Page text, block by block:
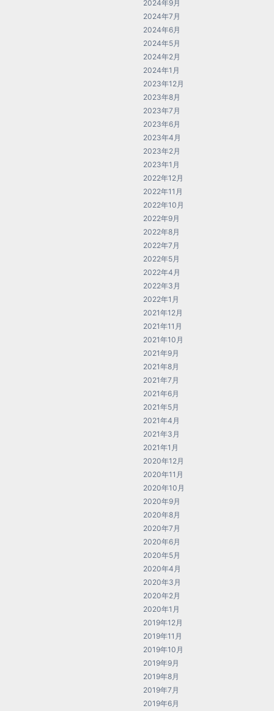
2024年9月
2024年7月
2024年6月
2024年5月
2024年2月
2024年1月
2023年12月
2023年8月
2023年7月
2023年6月
2023年4月
2023年2月
2023年1月
2022年12月
2022年11月
2022年10月
2022年9月
2022年8月
2022年7月
2022年5月
2022年4月
2022年3月
2022年1月
2021年12月
2021年11月
2021年10月
2021年9月
2021年8月
2021年7月
2021年6月
2021年5月
2021年4月
2021年3月
2021年1月
2020年12月
2020年11月
2020年10月
2020年9月
2020年8月
2020年7月
2020年6月
2020年5月
2020年4月
2020年3月
2020年2月
2020年1月
2019年12月
2019年11月
2019年10月
2019年9月
2019年8月
2019年7月
2019年6月